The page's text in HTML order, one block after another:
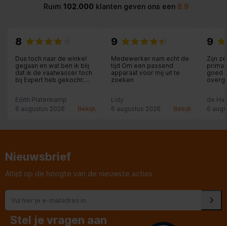
Ruim 102.000 klanten geven ons een8.9
8
Dus toch naar de winkel
gegaan en wat ben ik blij
dat ik de vaatwasser toch
bij Expert heb gekocht:
die alle tijd voor me nam
en met me meedacht. Ook
kastdeurtje in de keuken
Edith Platenkamp
6 augustus 2026
Bekijk
9
Medewerker nam echt de
tijd Om een passend
apparaat voor mij uit te
zoeken
Lidy
6 augustus 2026
Bekijk
9
Zijn
prima
goed
de
6
Nieuwsbrief
Altijd op de hoogte van de nieuwste acties
Stel je vragen aan